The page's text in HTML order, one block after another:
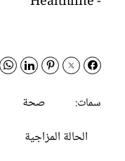
سمات:
صحة
الحالة المزاجية